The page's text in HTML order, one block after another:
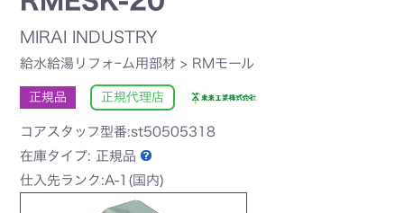
MIRAI INDUSTRY
給水給湯リフォｰム用部材 > RMモール
正規品 正規代理店
コアスタッフ型番:st50505318
在庫タイプ: 正規品
仕入先ランク:A-1(国内)